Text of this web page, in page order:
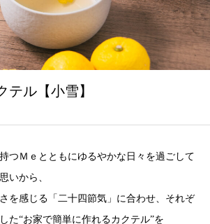
テル【小雪】
つＭｅとともにゆるやかな日々を過ごして
いから、
を感じる「二十四節気」に合わせ、それぞ
た“お家で簡単に作れるカクテル”を